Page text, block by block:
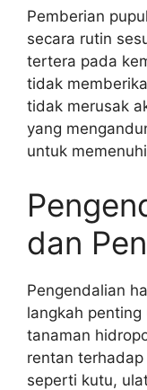
Pemberian
secara rutin
tertera pada
tidak
tidak merusak
yang
untuk
dan
Pengendalian
langkah
tanaman
rentan
seperti kutu,